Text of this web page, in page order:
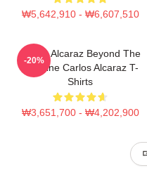
₩5,642,910 - ₩6,607,510
Carlos Alcaraz Beyond The
Baseline Carlos Alcaraz T-
Shirts
₩3,651,700 - ₩4,202,900
-20%